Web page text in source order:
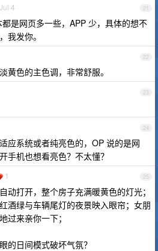
21
Jul 4
是网页多一些，APP 少，具体的想不
我发你。
22
黄色的主色调，非常舒服。
23
24
应系统或者纯亮色的，OP 说的是网
手机也想看亮色？不太懂？
25
1
动打开，整个房子充满暖黄色的灯光；
酒绿与车辆尾灯的夜景映入眼帘；女朋
过来亲你一下；
的日间模式破坏气氛？